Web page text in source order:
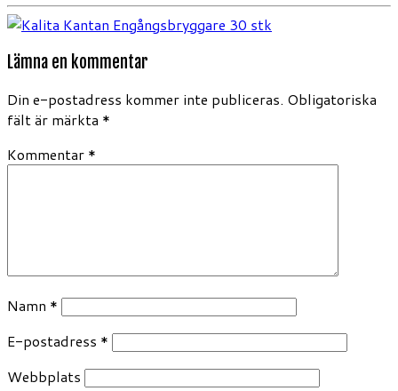
Lämna en kommentar
Din e-postadress kommer inte publiceras. Obligatoriska
fält är märkta *
Kommentar *
Namn *
E-postadress *
Webbplats